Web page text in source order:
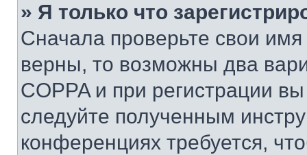
» Я только что
Сначала проверьте свои
верны, то возможны два
COPPA и при регистрации
следуйте полученным
конференциях требуется,